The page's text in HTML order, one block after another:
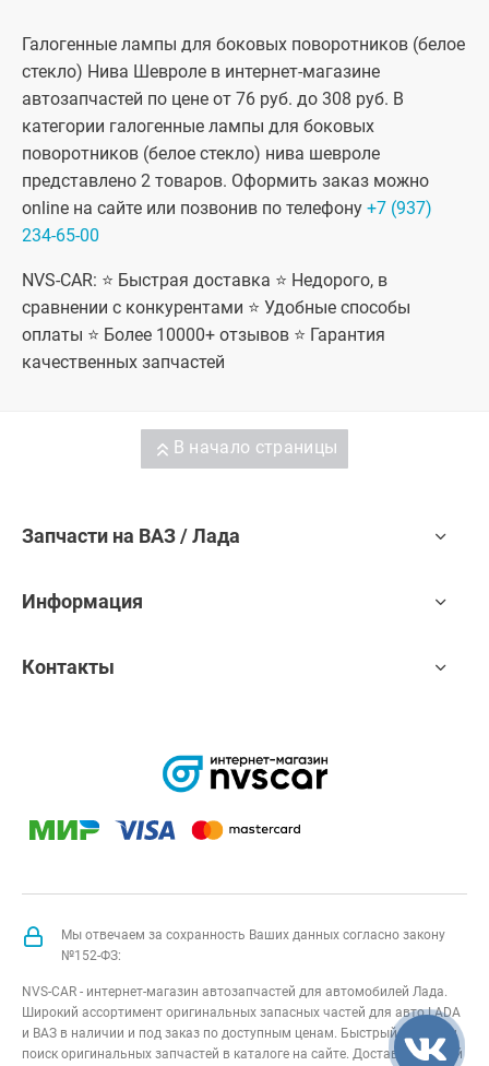
Галогенные лампы для боковых поворотников (белое
стекло) Нива Шевроле в интернет-магазине
автозапчастей по цене от 76 руб. до 308 руб. В
категории галогенные лампы для боковых
поворотников (белое стекло) нива шевроле
представлено 2 товаров. Оформить заказ можно
online на сайте или позвонив по телефону +7 (937)
234-65-00
NVS-CAR: ⭐ Быстрая доставка ⭐ Недорого, в
сравнении с конкурентами ⭐ Удобные способы
оплаты ⭐ Более 10000+ отзывов ⭐ Гарантия
качественных запчастей
В начало страницы
Запчасти на ВАЗ / Лада
Информация
Контакты
Мы отвечаем за сохранность Ваших данных согласно закону
№152-ФЗ:
NVS-CAR - интернет-магазин автозапчастей для автомобилей Лада.
Широкий ассортимент оригинальных запасных частей для авто LADA
и ВАЗ в наличии и под заказ по доступным ценам. Быстрый подбор и
поиск оригинальных запчастей в каталоге на сайте. Доставка по всей